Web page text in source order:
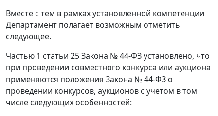
Вместе с тем в рамках установленной компетенции
Департамент полагает возможным отметить
следующее.
Частью 1 статьи 25 Закона № 44-ФЗ установлено, что
при проведении совместного конкурса или аукциона
применяются положения Закона № 44-ФЗ о
проведении конкурсов, аукционов с учетом в том
числе следующих особенностей: